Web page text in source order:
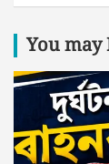
You may